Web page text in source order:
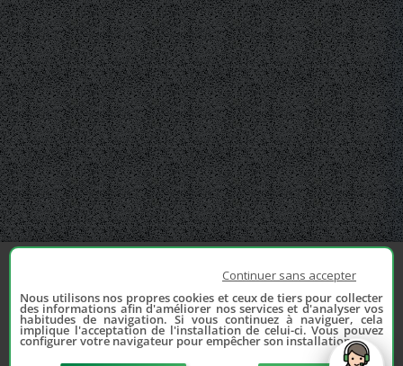
Continuer sans accepter
Nous utilisons nos propres cookies et ceux de tiers pour collecter
des informations afin d'améliorer nos services et d'analyser vos
habitudes de navigation. Si vous continuez à naviguer, cela
implique l'acceptation de l'installation de celui-ci. Vous pouvez
configurer votre navigateur pour empêcher son installation.